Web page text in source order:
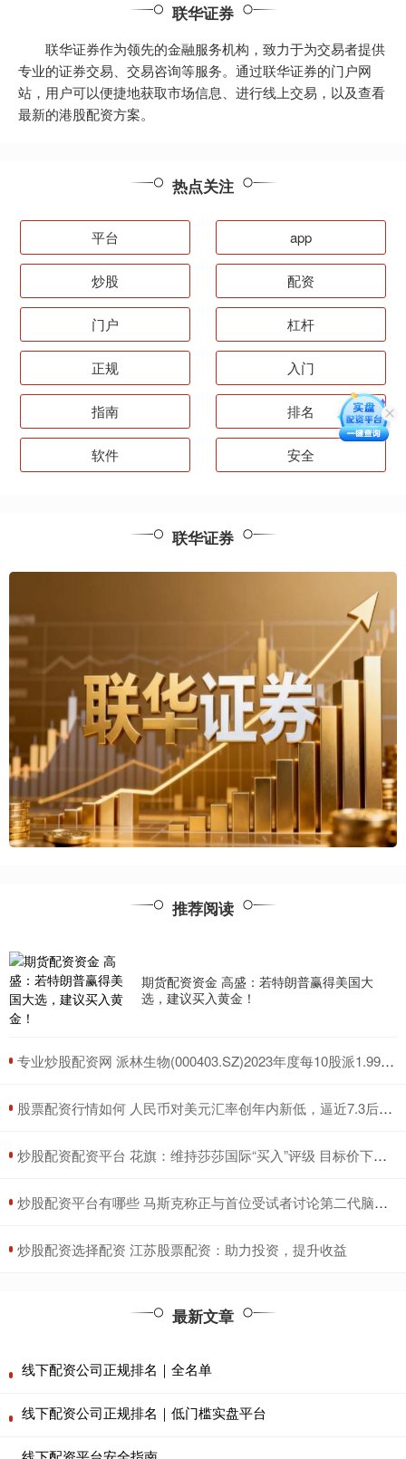
联华证券
联华证券作为领先的金融服务机构，致力于为交易者提供
专业的证券交易、交易咨询等服务。通过联华证券的门户网
站，用户可以便捷地获取市场信息、进行线上交易，以及查看
最新的港股配资方案。
热点关注
平台 app
炒股 配资
门户 杠杆
正规 入门
指南 排名
软件 安全
联华证券
推荐阅读
期货配资资金 高盛：若特朗普赢得美国大
选，建议买入黄金！
​专业炒股配资网 派林生物(000403.SZ)2023年度每10股派1.999297元 股权登记日为6月27日
​股票配资行情如何 人民币对美元汇率创年内新低，逼近7.3后怎么走？
​炒股配资配资平台 花旗：维持莎莎国际“买入”评级 目标价下调至1.49港元
​炒股配资平台有哪些 马斯克称正与首位受试者讨论第二代脑机芯片
​炒股配资选择配资 江苏股票配资：助力投资，提升收益
最新文章
线下配资公司正规排名｜全名单
线下配资公司正规排名｜低门槛实盘平台